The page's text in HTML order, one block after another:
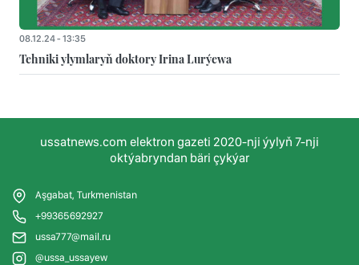
08.12.24 - 13:35
Tehniki ylymlaryň doktory Irina Lurýewa
ussatnews.com elektron gazeti 2020-nji ýylyň 7-nji
oktýabryndan bäri çykýar
Aşgabat, Turkmenistan
+99365692927
ussa777@mail.ru
@ussa_ussayew